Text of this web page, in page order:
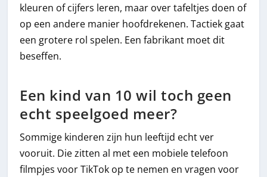
kleuren of cijfers leren, maar over tafeltjes doen of
op een andere manier hoofdrekenen. Tactiek gaat
een grotere rol spelen. Een fabrikant moet dit
beseffen.
Een kind van 10 wil toch geen
echt speelgoed meer?
Sommige kinderen zijn hun leeftijd echt ver
vooruit. Die zitten al met een mobiele telefoon
filmpjes voor TikTok op te nemen en vragen voor